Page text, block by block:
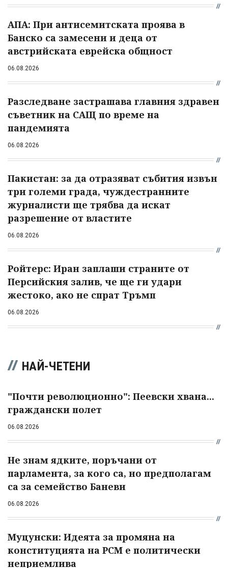
АПА: При антисемитската проява в
Банско са замесени и деца от
австрийската еврейска общност
06.08.2026
Разследване застрашава главния здравен
съветник на САЩ по време на
пандемията
06.08.2026
Пакистан: за да отразяват събития извън
три големи града, чуждестранните
журналисти ще трябва да искат
разрешение от властите
06.08.2026
Ройтерс: Иран заплаши страните от
Персийския залив, че ще ги удари
жестоко, ако не спрат Тръмп
06.08.2026
НАЙ-ЧЕТЕНИ
"Почти революционно": Пеевски хвана...
граждански полет
06.08.2026
Не знам ядките, поръчани от
парламента, за кого са, но предполагам
са за семейство Баневи
06.08.2026
Муцунски: Идеята за промяна на
конституцията на РСМ е политически
неприемлива